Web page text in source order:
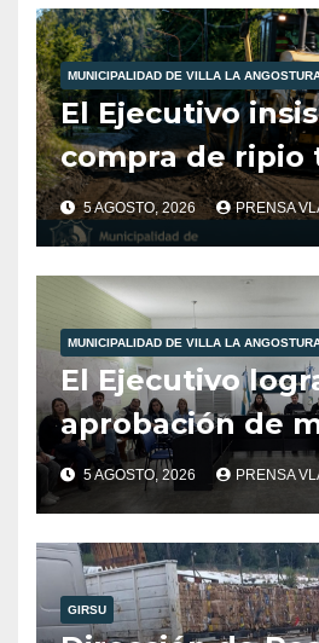
Medios Digitales
MUNICIPALIDAD DE VILLA LA
El Ejecutivo
compra de ripio
aprobación del
2025.
5 AGOSTO, 2026 PRENSA
MUNICIPALIDAD DE VILLA LA
El Ejecutivo
aprobación de
$600 millones
estratégicas en
Angostura.
5 AGOSTO, 2026 PRENSA
GIRSU